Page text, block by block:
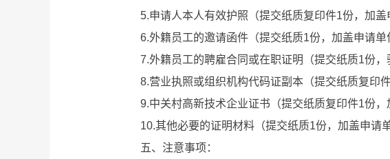
5.申请人本人有效护照（提交纸质复印件1份，加盖
6.外籍员工的邀请函件（提交纸质1份，加盖申请单
7.外籍员工的聘雇合同或在职证明（提交纸质1份，
8.营业执照或组织机构代码证副本（提交纸质复印件
9.中关村高新技术企业证书（提交纸质复印件1份，
10.其他必要的证明材料（提交纸质1份，加盖申请单
五、注意事项：